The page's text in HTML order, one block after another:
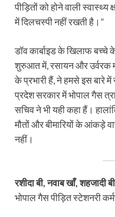
पीड़ितों को होने वाली
में दिलचस्पी नहीं रखती है।”
डॉव कार्बाइड के खिलाफ बच्चे
शुरुआत में, रसायन और उर्वरक
के प्रभारी हैं, ने हमसे इस बारे में
प्रदेश सरकार में भोपाल गैस
सचिव ने भी यही कहा हैं।
मौतों और बीमारियों के आंकड़े
नहीं।
रशीदा बी, नवाब खाँ, शहजादी बी
भोपाल गैस पीड़ित स्टेशनरी